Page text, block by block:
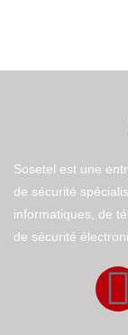
Sosetel est une
de sécurité
informatiques, de
de sécurité